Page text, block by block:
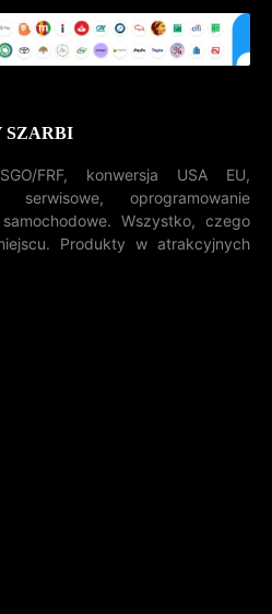
SZARBI
FRF, konwersja USA EU,
serwisowe, oprogramowanie
Wszystko, czego
Produkty w atrakcyjnych